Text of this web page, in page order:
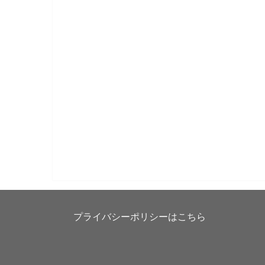
プライバシーポリシーはこちら